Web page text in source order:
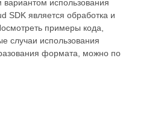
использования
SDK является обработка и
примеры кода,
случаи использования
формата, можно по